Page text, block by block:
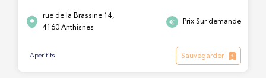
rue de la Brassine 14,
4160 Anthisnes
Prix Sur demande
Apéritifs Sauvegarder